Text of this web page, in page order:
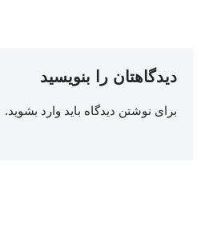
دیدگاهتان را بنویسید
برای نوشتن دیدگاه باید وارد بشوید.